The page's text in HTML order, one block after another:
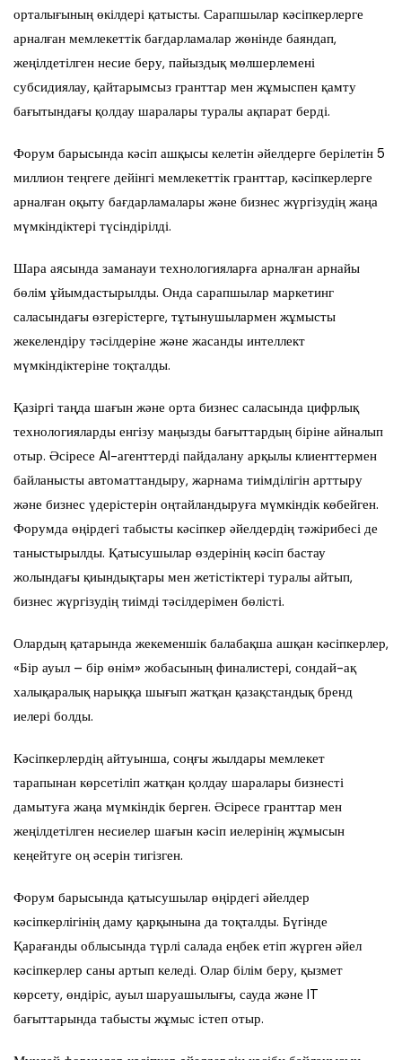
орталығының өкілдері қатысты. Сарапшылар кәсіпкерлерге
арналған мемлекеттік бағдарламалар жөнінде баяндап,
жеңілдетілген несие беру, пайыздық мөлшерлемені
субсидиялау, қайтарымсыз гранттар мен жұмыспен қамту
бағытындағы қолдау шаралары туралы ақпарат берді.
Форум барысында кәсіп ашқысы келетін әйелдерге берілетін 5
миллион теңгеге дейінгі мемлекеттік гранттар, кәсіпкерлерге
арналған оқыту бағдарламалары және бизнес жүргізудің жаңа
мүмкіндіктері түсіндірілді.
Шара аясында заманауи технологияларға арналған арнайы
бөлім ұйымдастырылды. Онда сарапшылар маркетинг
саласындағы өзгерістерге, тұтынушылармен жұмысты
жекелендіру тәсілдеріне және жасанды интеллект
мүмкіндіктеріне тоқталды.
Қазіргі таңда шағын және орта бизнес саласында цифрлық
технологияларды енгізу маңызды бағыттардың біріне айналып
отыр. Әсіресе AI-агенттерді пайдалану арқылы клиенттермен
байланысты автоматтандыру, жарнама тиімділігін арттыру
және бизнес үдерістерін оңтайландыруға мүмкіндік көбейген.
Форумда өңірдегі табысты кәсіпкер әйелдердің тәжірибесі де
таныстырылды. Қатысушылар өздерінің кәсіп бастау
жолындағы қиындықтары мен жетістіктері туралы айтып,
бизнес жүргізудің тиімді тәсілдерімен бөлісті.
Олардың қатарында жекеменшік балабақша ашқан кәсіпкерлер,
«Бір ауыл – бір өнім» жобасының финалистері, сондай-ақ
халықаралық нарыққа шығып жатқан қазақстандық бренд
иелері болды.
Кәсіпкерлердің айтуынша, соңғы жылдары мемлекет
тарапынан көрсетіліп жатқан қолдау шаралары бизнесті
дамытуға жаңа мүмкіндік берген. Әсіресе гранттар мен
жеңілдетілген несиелер шағын кәсіп иелерінің жұмысын
кеңейтуге оң әсерін тигізген.
Форум барысында қатысушылар өңірдегі әйелдер
кәсіпкерлігінің даму қарқынына да тоқталды. Бүгінде
Қарағанды облысында түрлі салада еңбек етіп жүрген әйел
кәсіпкерлер саны артып келеді. Олар білім беру, қызмет
көрсету, өндіріс, ауыл шаруашылығы, сауда және IT
бағыттарында табысты жұмыс істеп отыр.